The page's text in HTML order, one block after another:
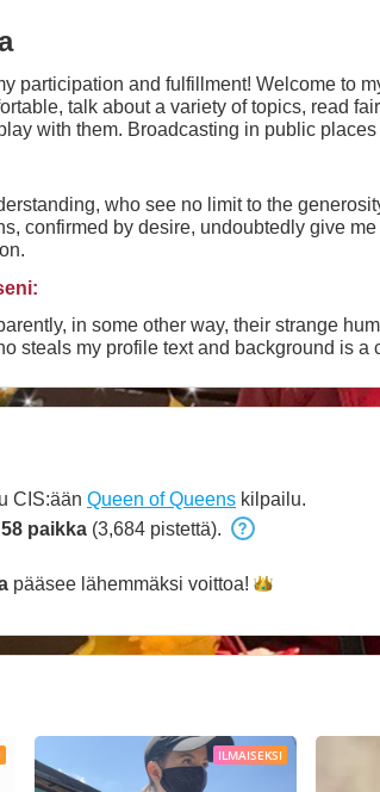
participation and fulfillment! Welcome to
talk about a variety of topics, read
with them. Broadcasting in public
who see no limit to the
in some other way, their strange
steals my profile text and background is a
CIS:ään Queen of Queens kilpailu.
58 paikka (3,684 pistettä).
pääsee lähemmäksi voittoa!
ILMAISEKSI